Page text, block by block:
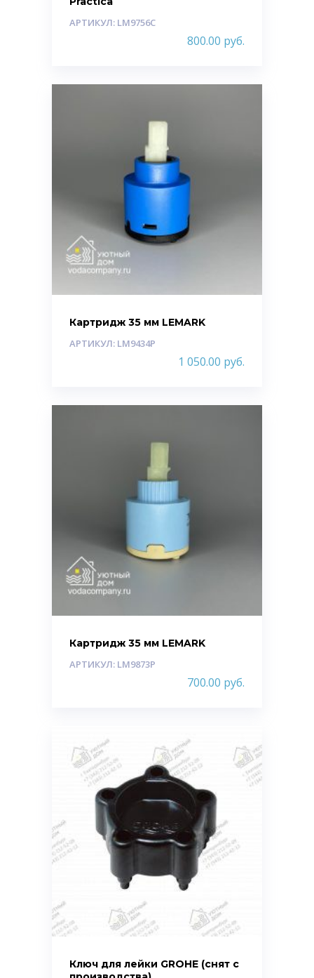
АРТИКУЛ: LM9756C
800.00 руб.
Картридж 35 мм LEMARK
АРТИКУЛ: LM9434P
1 050.00 руб.
Картридж 35 мм LEMARK
АРТИКУЛ: LM9873P
700.00 руб.
Ключ для лейки GROHE (снят с